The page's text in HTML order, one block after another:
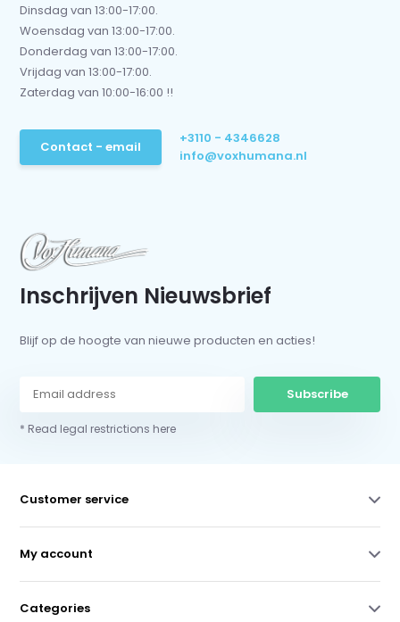
Dinsdag van 13:00-17:00.
Woensdag van 13:00-17:00.
Donderdag van 13:00-17:00.
Vrijdag van 13:00-17:00.
Zaterdag van 10:00-16:00 !!
Contact - email
+3110 - 4346628
info@voxhumana.nl
Inschrijven Nieuwsbrief
Blijf op de hoogte van nieuwe producten en acties!
Subscribe
* Read legal restrictions here
Customer service
My account
Categories